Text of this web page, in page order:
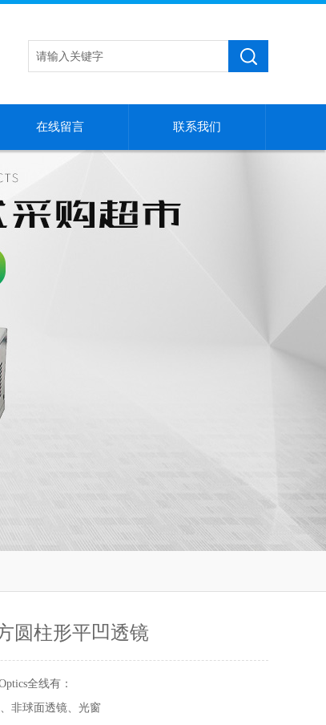
在线留言 联系我们
圆柱形平凹透镜
全线有：
非球面透镜、光窗